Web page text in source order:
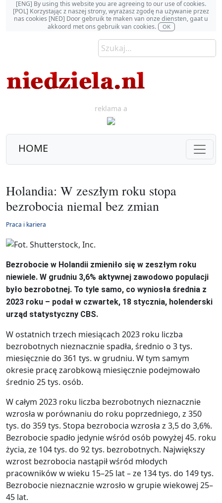
[ENG] By using this website you are agreeing to our use of cookies.
[POL] Korzystając z naszej strony, wyrażasz zgodę na używanie przez
nas cookies [NED] Door gebruik te maken van onze diensten, gaat u
akkoord met ons gebruik van cookies.
OK
reklama a
HOME
Holandia: W zeszłym roku stopa
bezrobocia niemal bez zmian
Praca i kariera
Bezrobocie w Holandii zmieniło się w zeszłym roku
niewiele. W grudniu 3,6% aktywnej zawodowo populacji
było bezrobotnej. To tyle samo, co wyniosła średnia z
2023 roku – podał w czwartek, 18 stycznia, holenderski
urząd statystyczny CBS.
W ostatnich trzech miesiącach 2023 roku liczba
bezrobotnych nieznacznie spadła, średnio o 3 tys.
miesięcznie do 361 tys. w grudniu. W tym samym
okresie pracę zarobkową miesięcznie podejmowało
średnio 25 tys. osób.
W całym 2023 roku liczba bezrobotnych nieznacznie
wzrosła w porównaniu do roku poprzedniego, z 350
tys. do 359 tys. Stopa bezrobocia wzrosła z 3,5 do 3,6%.
Bezrobocie spadło jedynie wśród osób powyżej 45. roku
życia, ze 104 tys. do 92 tys. bezrobotnych. Największy
wzrost bezrobocia nastąpił wśród młodych
pracowników w wieku 15–25 lat – ze 134 tys. do 149 tys.
Bezrobocie nieznacznie wzrosło w grupie wiekowej 25–
45 lat.